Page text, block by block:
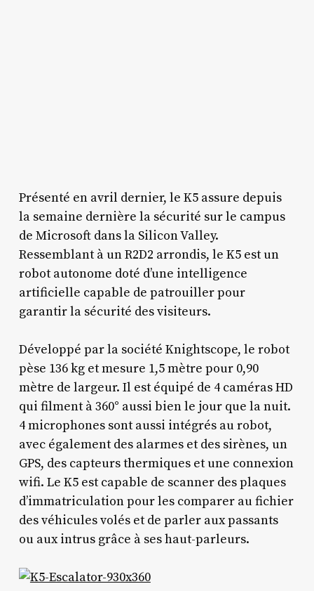
Présenté en avril dernier, le K5 assure depuis
la semaine dernière la sécurité sur le campus
de Microsoft dans la Silicon Valley.
Ressemblant à un R2D2 arrondis, le K5 est un
robot autonome doté d’une intelligence
artificielle capable de patrouiller pour
garantir la sécurité des visiteurs.
Développé par la société Knightscope, le robot
pèse 136 kg et mesure 1,5 mètre pour 0,90
mètre de largeur. Il est équipé de 4 caméras HD
qui filment à 360° aussi bien le jour que la nuit.
4 microphones sont aussi intégrés au robot,
avec également des alarmes et des sirènes, un
GPS, des capteurs thermiques et une connexion
wifi. Le K5 est capable de scanner des plaques
d’immatriculation pour les comparer au fichier
des véhicules volés et de parler aux passants
ou aux intrus grâce à ses haut-parleurs.